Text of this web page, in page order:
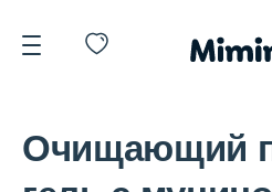
Очищающий